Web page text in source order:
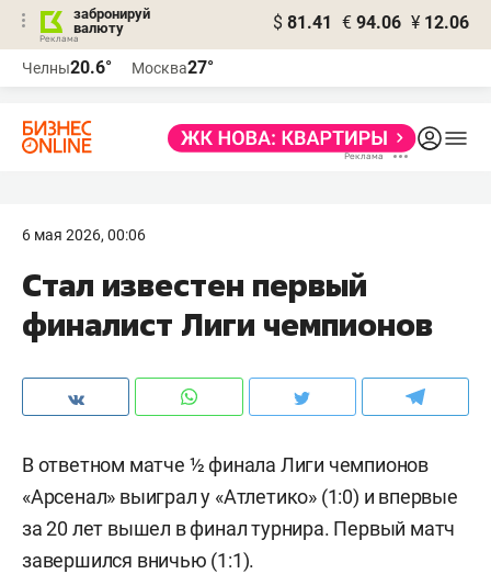
забронируй
валюту
$ 81.41 € 94.06 ¥ 12.06
Челны20.6° Москва27°
6 мая 2026, 00:06
Стал известен первый
финалист Лиги чемпионов
В ответном матче ½ финала Лиги чемпионов
«Арсенал» выиграл у «Атлетико» (1:0) и впервые
за 20 лет вышел в финал турнира. Первый матч
завершился вничью (1:1).